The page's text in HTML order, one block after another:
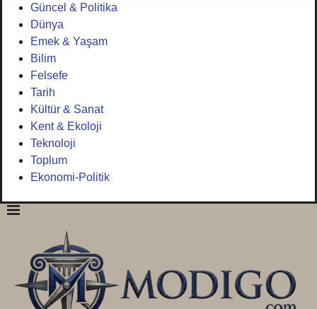
Güncel & Politika
Dünya
Emek & Yaşam
Bilim
Felsefe
Tarih
Kültür & Sanat
Kent & Ekoloji
Teknoloji
Toplum
Ekonomi-Politik